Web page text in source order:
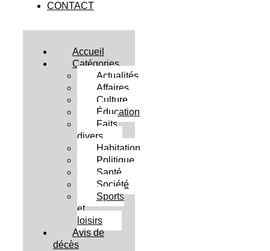
CONTACT
Accueil
Catégories
Actualités
Affaires
Culture
Éducation
Faits
divers
Habitation
Politique
Santé
Société
Sports
et
loisirs
Avis de
décès